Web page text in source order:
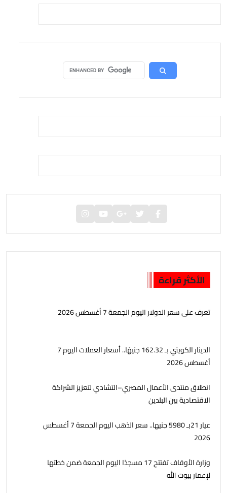
الأكثر قراءة
تعرف على سعر الدولار اليوم الجمعة 7 أغسطس 2026
الدينار الكويتي بـ 162.32 جنيهًا.. أسعار العملات اليوم 7
أغسطس 2026
انطلاق منتدى الأعمال المصري–التشادي لتعزيز الشراكة
الاقتصادية بين البلدين
عيار 21بـ 5980 جنيها.. سعر الذهب اليوم الجمعة 7 أغسطس
2026
وزارة الأوقاف تفتتح 17 مسجدًا اليوم الجمعة ضمن خطتها
لإعمار بيوت الله